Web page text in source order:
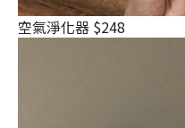
空氣淨化器 $248